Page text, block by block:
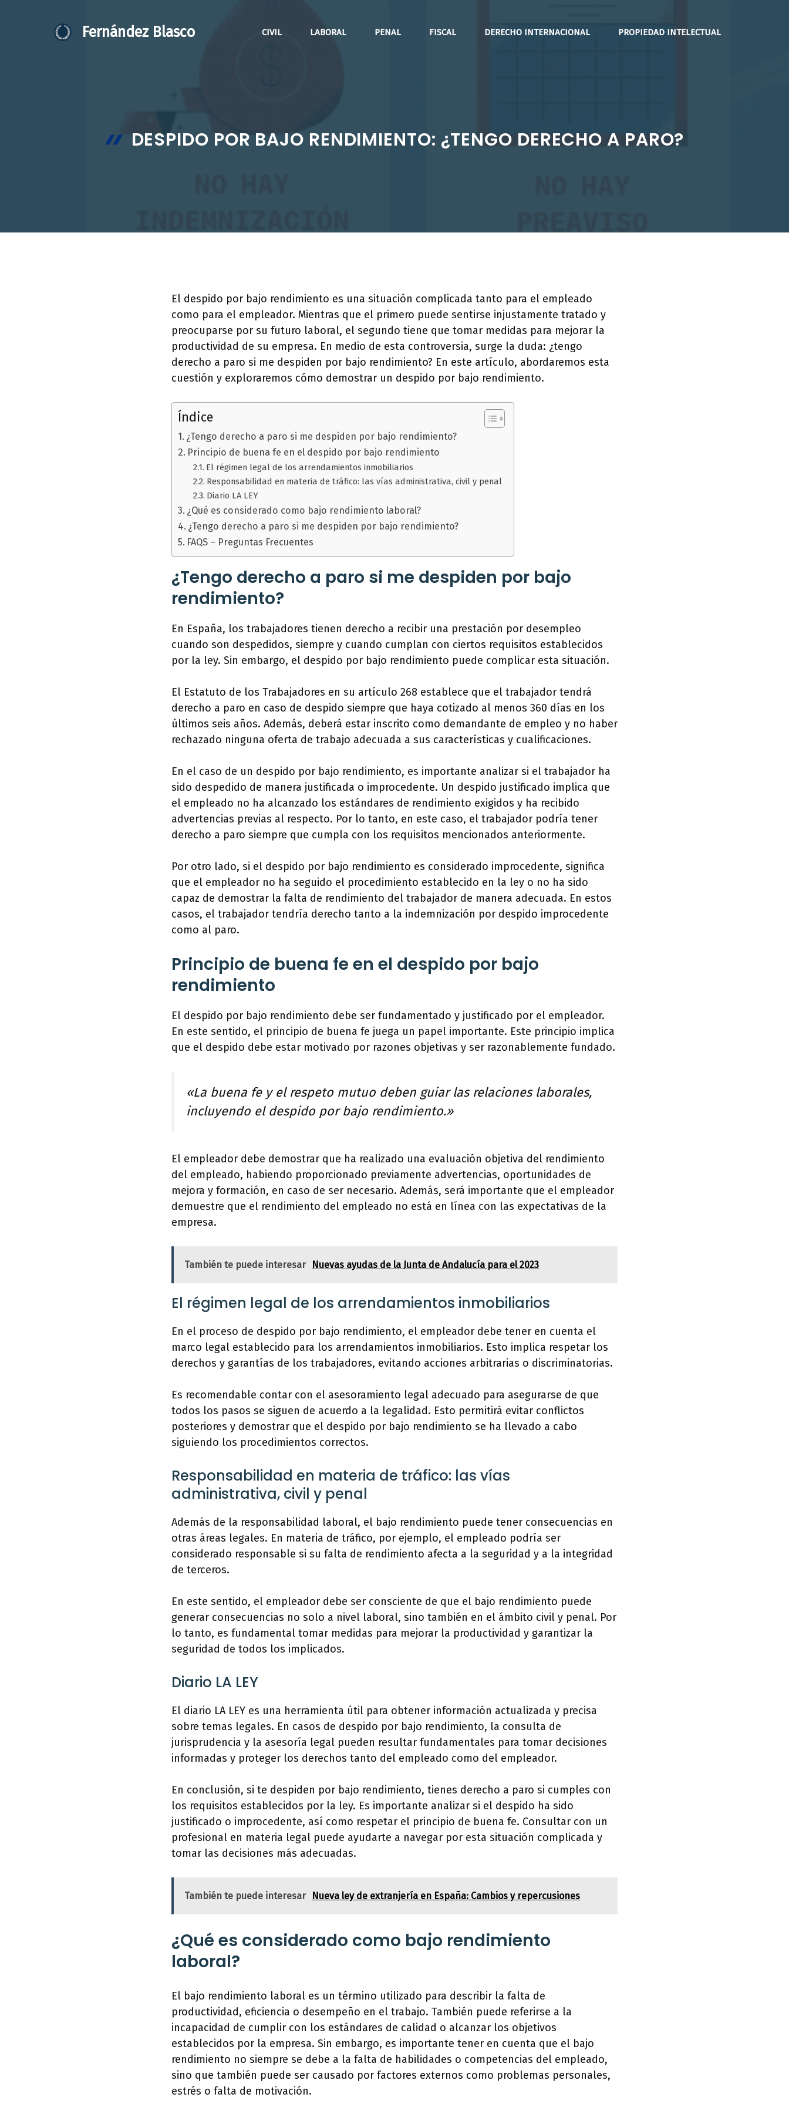
Fernández Blasco CIVIL LABORAL PENAL FISCAL DERECHO INTERNACIONAL PROPIEDAD INTELECTUAL
DESPIDO POR BAJO RENDIMIENTO: ¿TENGO DERECHO A PARO?
El despido por bajo rendimiento es una situación complicada tanto para el empleado
como para el empleador. Mientras que el primero puede sentirse injustamente tratado y
preocuparse por su futuro laboral, el segundo tiene que tomar medidas para mejorar la
productividad de su empresa. En medio de esta controversia, surge la duda: ¿tengo
derecho a paro si me despiden por bajo rendimiento? En este artículo, abordaremos esta
cuestión y exploraremos cómo demostrar un despido por bajo rendimiento.
Índice
¿Tengo derecho a paro si me despiden por bajo rendimiento?
Principio de buena fe en el despido por bajo rendimiento
El régimen legal de los arrendamientos inmobiliarios
Responsabilidad en materia de tráfico: las vías administrativa, civil y penal
Diario LA LEY
¿Qué es considerado como bajo rendimiento laboral?
¿Tengo derecho a paro si me despiden por bajo rendimiento?
FAQS – Preguntas Frecuentes
¿Tengo derecho a paro si me despiden por bajo
rendimiento?
En España, los trabajadores tienen derecho a recibir una prestación por desempleo
cuando son despedidos, siempre y cuando cumplan con ciertos requisitos establecidos
por la ley. Sin embargo, el despido por bajo rendimiento puede complicar esta situación.
El Estatuto de los Trabajadores en su artículo 268 establece que el trabajador tendrá
derecho a paro en caso de despido siempre que haya cotizado al menos 360 días en los
últimos seis años. Además, deberá estar inscrito como demandante de empleo y no haber
rechazado ninguna oferta de trabajo adecuada a sus características y cualificaciones.
En el caso de un despido por bajo rendimiento, es importante analizar si el trabajador ha
sido despedido de manera justificada o improcedente. Un despido justificado implica que
el empleado no ha alcanzado los estándares de rendimiento exigidos y ha recibido
advertencias previas al respecto. Por lo tanto, en este caso, el trabajador podría tener
derecho a paro siempre que cumpla con los requisitos mencionados anteriormente.
Por otro lado, si el despido por bajo rendimiento es considerado improcedente, significa
que el empleador no ha seguido el procedimiento establecido en la ley o no ha sido
capaz de demostrar la falta de rendimiento del trabajador de manera adecuada. En estos
casos, el trabajador tendría derecho tanto a la indemnización por despido improcedente
como al paro.
Principio de buena fe en el despido por bajo
rendimiento
El despido por bajo rendimiento debe ser fundamentado y justificado por el empleador.
En este sentido, el principio de buena fe juega un papel importante. Este principio implica
que el despido debe estar motivado por razones objetivas y ser razonablemente fundado.
«La buena fe y el respeto mutuo deben guiar las relaciones laborales,
incluyendo el despido por bajo rendimiento.»
El empleador debe demostrar que ha realizado una evaluación objetiva del rendimiento
del empleado, habiendo proporcionado previamente advertencias, oportunidades de
mejora y formación, en caso de ser necesario. Además, será importante que el empleador
demuestre que el rendimiento del empleado no está en línea con las expectativas de la
empresa.
También te puede interesar Nuevas ayudas de la Junta de Andalucía para el 2023
El régimen legal de los arrendamientos inmobiliarios
En el proceso de despido por bajo rendimiento, el empleador debe tener en cuenta el
marco legal establecido para los arrendamientos inmobiliarios. Esto implica respetar los
derechos y garantías de los trabajadores, evitando acciones arbitrarias o discriminatorias.
Es recomendable contar con el asesoramiento legal adecuado para asegurarse de que
todos los pasos se siguen de acuerdo a la legalidad. Esto permitirá evitar conflictos
posteriores y demostrar que el despido por bajo rendimiento se ha llevado a cabo
siguiendo los procedimientos correctos.
Responsabilidad en materia de tráfico: las vías
administrativa, civil y penal
Además de la responsabilidad laboral, el bajo rendimiento puede tener consecuencias en
otras áreas legales. En materia de tráfico, por ejemplo, el empleado podría ser
considerado responsable si su falta de rendimiento afecta a la seguridad y a la integridad
de terceros.
En este sentido, el empleador debe ser consciente de que el bajo rendimiento puede
generar consecuencias no solo a nivel laboral, sino también en el ámbito civil y penal. Por
lo tanto, es fundamental tomar medidas para mejorar la productividad y garantizar la
seguridad de todos los implicados.
Diario LA LEY
El diario LA LEY es una herramienta útil para obtener información actualizada y precisa
sobre temas legales. En casos de despido por bajo rendimiento, la consulta de
jurisprudencia y la asesoría legal pueden resultar fundamentales para tomar decisiones
informadas y proteger los derechos tanto del empleado como del empleador.
En conclusión, si te despiden por bajo rendimiento, tienes derecho a paro si cumples con
los requisitos establecidos por la ley. Es importante analizar si el despido ha sido
justificado o improcedente, así como respetar el principio de buena fe. Consultar con un
profesional en materia legal puede ayudarte a navegar por esta situación complicada y
tomar las decisiones más adecuadas.
También te puede interesar Nueva ley de extranjería en España: Cambios y repercusiones
¿Qué es considerado como bajo rendimiento
laboral?
El bajo rendimiento laboral es un término utilizado para describir la falta de
productividad, eficiencia o desempeño en el trabajo. También puede referirse a la
incapacidad de cumplir con los estándares de calidad o alcanzar los objetivos
establecidos por la empresa. Sin embargo, es importante tener en cuenta que el bajo
rendimiento no siempre se debe a la falta de habilidades o competencias del empleado,
sino que también puede ser causado por factores externos como problemas personales,
estrés o falta de motivación.